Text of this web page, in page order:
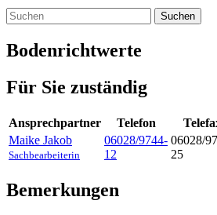
Suchen
Bodenrichtwerte
Für Sie zuständig
Ansprechpartner Telefon
Maike Jakob
Sachbearbeiterin
06028/9744-
12
06028/
25
Bemerkungen